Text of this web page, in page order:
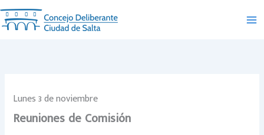
Ir
al
contenido
Lunes 3 de noviembre
Reuniones de Comisión